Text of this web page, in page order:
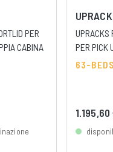
PER
CABINA
UPRACKS
PER PICK
63-
1.195,60